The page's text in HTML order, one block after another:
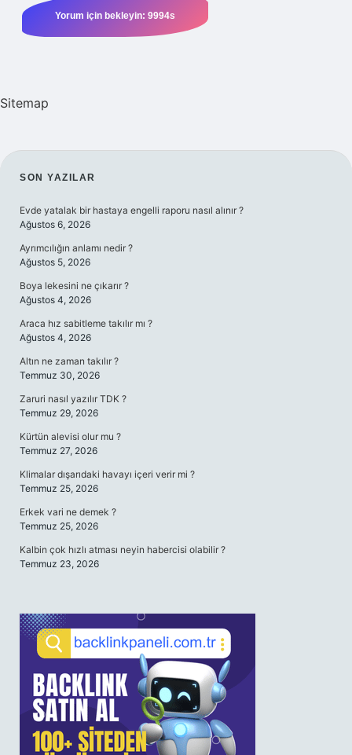
Sitemap
SIDEBAR
SON YAZILAR
Evde yatalak bir hastaya engelli raporu nasıl alınır ?
Ağustos 6, 2026
Ayrımcılığın anlamı nedir ?
Ağustos 5, 2026
Boya lekesini ne çıkarır ?
Ağustos 4, 2026
Araca hız sabitleme takılır mı ?
Ağustos 4, 2026
Altın ne zaman takılır ?
Temmuz 30, 2026
Zaruri nasıl yazılır TDK ?
Temmuz 29, 2026
Kürtün alevisi olur mu ?
Temmuz 27, 2026
Klimalar dışarıdaki havayı içeri verir mi ?
Temmuz 25, 2026
Erkek vari ne demek ?
Temmuz 25, 2026
Kalbin çok hızlı atması neyin habercisi olabilir ?
Temmuz 23, 2026